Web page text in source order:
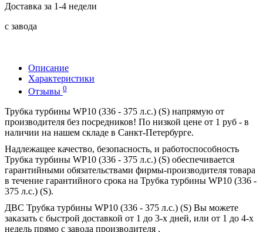
Доставка за 1-4 недели
с завода
Описание
Характеристики
Отзывы 0
Трубка турбины WP10 (336 - 375 л.с.) (S) напрямую от
производителя без посредников! По низкой цене от 1 руб - в
наличии на нашем складе в Санкт-Петербурге.
Надлежащее качество, безопасность, и работоспособность
Трубка турбины WP10 (336 - 375 л.с.) (S) обеспечивается
гарантийными обязательствами фирмы-производителя товара
в течение гарантийного срока на Трубка турбины WP10 (336 -
375 л.с.) (S).
ДВС Трубка турбины WP10 (336 - 375 л.с.) (S) Вы можете
заказать с быстрой доставкой от 1 до 3-х дней, или от 1 до 4-х
недель прямо с завода производителя .